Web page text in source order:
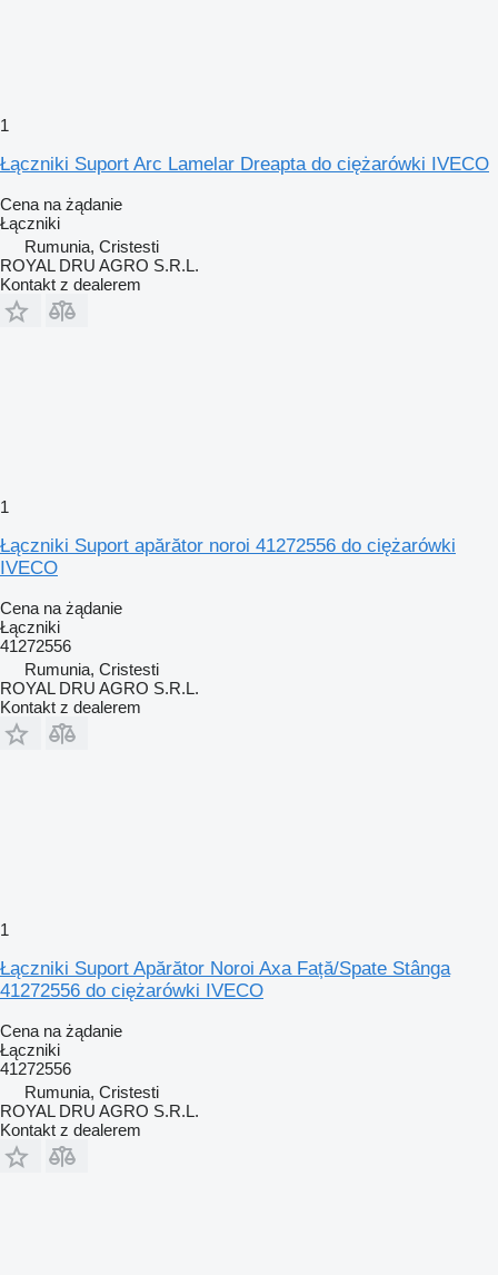
1
Łączniki Suport Arc Lamelar Dreapta do ciężarówki IVECO
Cena na żądanie
Łączniki
Rumunia, Cristesti
ROYAL DRU AGRO S.R.L.
Kontakt z dealerem
1
Łączniki Suport apărător noroi 41272556 do ciężarówki
IVECO
Cena na żądanie
Łączniki
41272556
Rumunia, Cristesti
ROYAL DRU AGRO S.R.L.
Kontakt z dealerem
1
Łączniki Suport Apărător Noroi Axa Față/Spate Stânga
41272556 do ciężarówki IVECO
Cena na żądanie
Łączniki
41272556
Rumunia, Cristesti
ROYAL DRU AGRO S.R.L.
Kontakt z dealerem